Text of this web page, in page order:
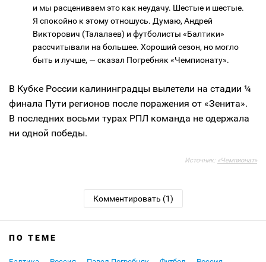
и мы расцениваем это как неудачу. Шестые и шестые.
Я спокойно к этому отношусь. Думаю, Андрей
Викторович (Талалаев) и футболисты «Балтики»
рассчитывали на большее. Хороший сезон, но могло
быть и лучше, — сказал Погребняк «Чемпионату».
В Кубке России калининградцы вылетели на стадии ¼
финала Пути регионов после поражения от «Зенита».
В последних восьми турах РПЛ команда не одержала
ни одной победы.
Источник: «Чемпионат»
Комментировать (1)
ПО ТЕМЕ